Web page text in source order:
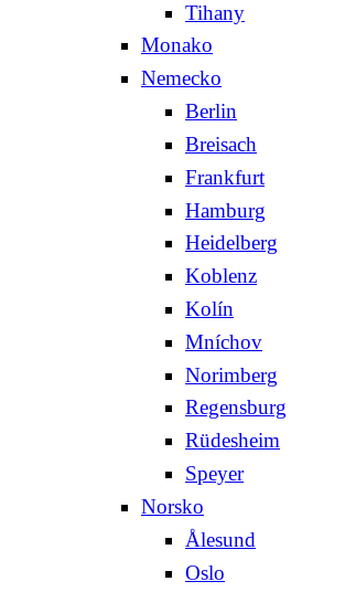
Tihany
Monako
Nemecko
Berlin
Breisach
Frankfurt
Hamburg
Heidelberg
Koblenz
Kolín
Mníchov
Norimberg
Regensburg
Rüdesheim
Speyer
Norsko
Ålesund
Oslo